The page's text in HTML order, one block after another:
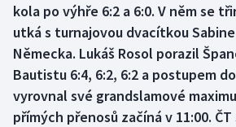
Dostihy
Florbal
Futsal
kola po výhře 6:2 a 6:0. V něm se
utká s turnajovou dvacítkou
Německa. Lukáš Rosol porazil
Bautistu 6:4, 6:2, 6:2 a postupem
vyrovnal své grandslamové
přímých přenosů začíná v 11:00.